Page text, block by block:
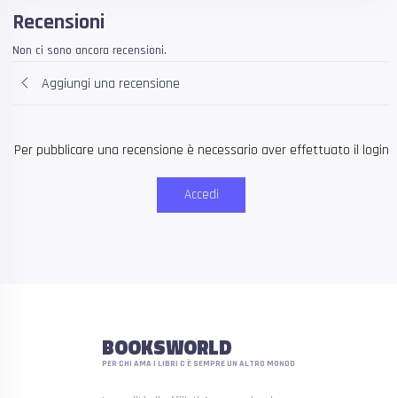
Recensioni
Non ci sono ancora recensioni.
Aggiungi una recensione
Per pubblicare una recensione è necessario aver effettuato il login
Accedi
BOOKSWORLD
PER CHI AMA I LIBRI C'È SEMPRE UN ALTRO MONDO